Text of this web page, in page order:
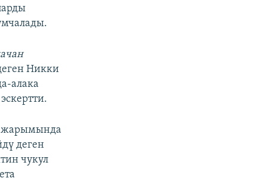
Никки
алака
жарымында
деген
чукул